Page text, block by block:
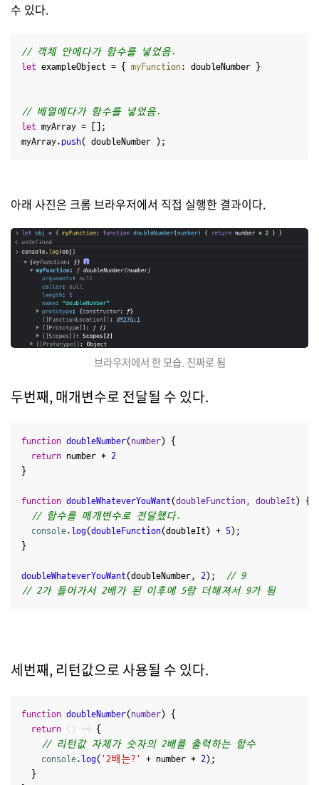
수 있다.
// 객체 안에다가 함수를 넣었음.
let exampleObject = { myFunction: doubleNumber }
// 배열에다가 함수를 넣었음.
let myArray = [];
myArray.push( doubleNumber );
아래 사진은 크롬 브라우저에서 직접 실행한 결과이다.
브라우저에서 한 모습. 진짜로 됨
두번째, 매개변수로 전달될 수 있다.
function doubleNumber(number) {
return number * 2
}
function doubleWhateverYouWant(doubleFunction, doubleIt) {
// 함수를 매개변수로 전달했다.
console. log(doubleFunction(doubleIt) + 5);
}
doubleWhateverYouWant(doubleNumber, 2);
// 9
// 2가 들어가서 2배가 된 이후에 5랑 더해져서 9가 됨
세번째, 리턴값으로 사용될 수 있다.
function doubleNumber(number) {
return () => {
// 리턴값 자체가 숫자의 2배를 출력하는 함수
console. log( '2배는?' + number * 2);
  }